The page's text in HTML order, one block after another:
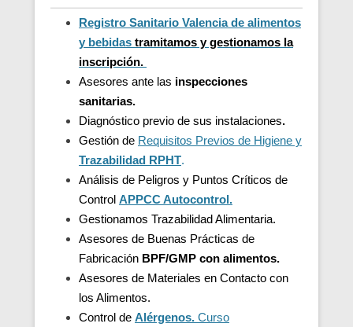
Registro Sanitario Valencia de alimentos
y bebidas tramitamos y gestionamos la
inscripción.
Asesores ante las inspecciones
sanitarias.
Diagnóstico previo de sus instalaciones.
Gestión de Requisitos Previos de Higiene y
Trazabilidad RPHT.
Análisis de Peligros y Puntos Críticos de
Control APPCC Autocontrol.
Gestionamos Trazabilidad Alimentaria.
Asesores de Buenas Prácticas de
Fabricación BPF/GMP con alimentos.
Asesores de Materiales en Contacto con
los Alimentos.
Control de Alérgenos. Curso